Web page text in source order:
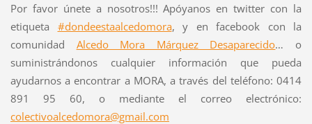
Por favor únete a nosotros!!! Apóyanos en twitter con la
etiqueta #dondeestaalcedomora, y en facebook con la
comunidad Alcedo Mora Márquez Desaparecido… o
suministrándonos cualquier información que pueda
ayudarnos a encontrar a MORA, a través del teléfono: 0414
891 95 60, o mediante el correo electrónico:
colectivoalcedomora@gmail.com